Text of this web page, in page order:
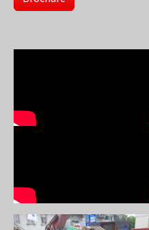
Show larger version